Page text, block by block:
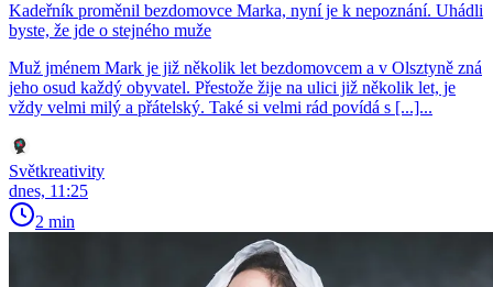
Kadeřník proměnil bezdomovce Marka, nyní je k nepoznání. Uhádli
byste, že jde o stejného muže
Muž jménem Mark je již několik let bezdomovcem a v Olsztyně zná
jeho osud každý obyvatel. Přestože žije na ulici již několik let, je
vždy velmi milý a přátelský. Také si velmi rád povídá s [...]...
Světkreativity
dnes, 11:25
2 min